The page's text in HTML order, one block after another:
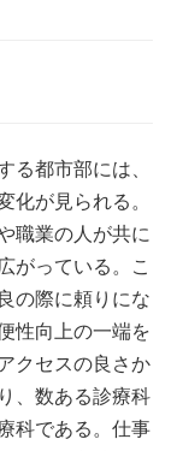
都市部には、
が見られる。
職業の人が共に
がっている。こ
の際に頼りにな
性向上の一端を
クセスの良さか
、数ある診療科
科である。仕事